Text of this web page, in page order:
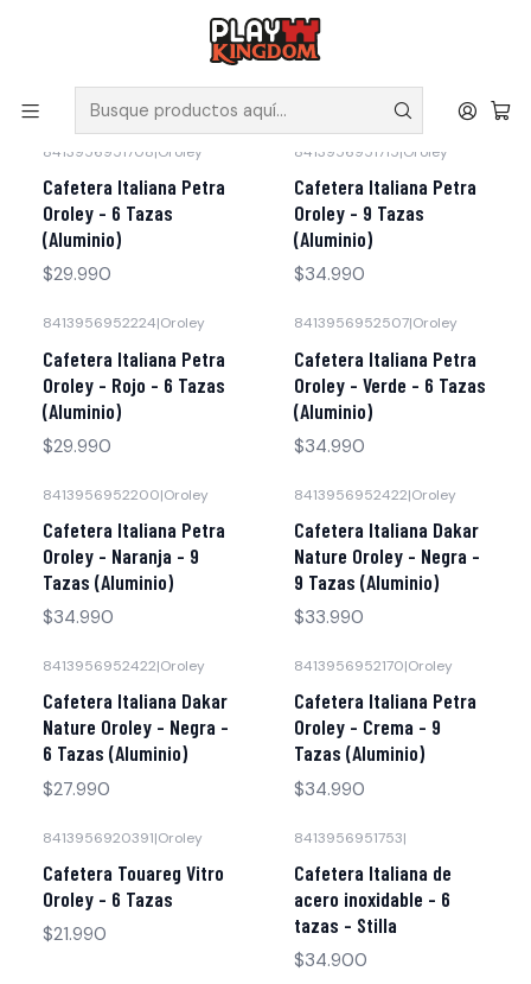
Solicita tus poleras y productos en nuestra tienda.
Cafetería Kingdom
8413956951708|Oroley
Cafetera Italiana Petra
Oroley - 6 Tazas
(Aluminio)
$29.990
8413956951715|Oroley
Cafetera Italiana Petra
Oroley - 9 Tazas
(Aluminio)
$34.990
8413956952224|Oroley
Cafetera Italiana Petra
Oroley - Rojo - 6 Tazas
(Aluminio)
$29.990
8413956952507|Oroley
Cafetera Italiana Petra
Oroley - Verde - 6 Tazas
(Aluminio)
$34.990
8413956952200|Oroley
Cafetera Italiana Petra
Oroley - Naranja - 9
Tazas (Aluminio)
$34.990
8413956952422|Oroley
Cafetera Italiana Dakar
Nature Oroley - Negra -
9 Tazas (Aluminio)
$33.990
8413956952422|Oroley
Cafetera Italiana Dakar
Nature Oroley - Negra -
6 Tazas (Aluminio)
$27.990
8413956952170|Oroley
Cafetera Italiana Petra
Oroley - Crema - 9
Tazas (Aluminio)
$34.990
8413956920391|Oroley
Cafetera Touareg Vitro
Oroley - 6 Tazas
$21.990
8413956951753|
Cafetera Italiana de
acero inoxidable - 6
tazas - Stilla
$34.900